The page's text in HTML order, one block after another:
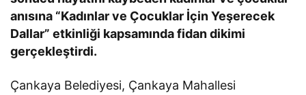
anısına “Kadınlar ve Çocuklar İçin Yeşerecek
Dallar” etkinliği kapsamında fidan dikimi
gerçekleştirdi.
Çankaya Belediyesi, Çankaya Mahallesi